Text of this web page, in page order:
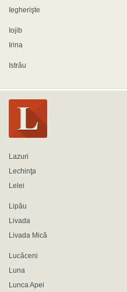
Iegherişte
Iojib
Irina
Istrău
Lazuri
Lechinţa
Lelei
Lipău
Livada
Livada Mică
Lucăceni
Luna
Lunca Apei